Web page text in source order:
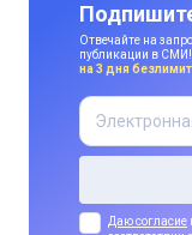
Отвечайте на
публикации в
на 3 дня
Даю согласие